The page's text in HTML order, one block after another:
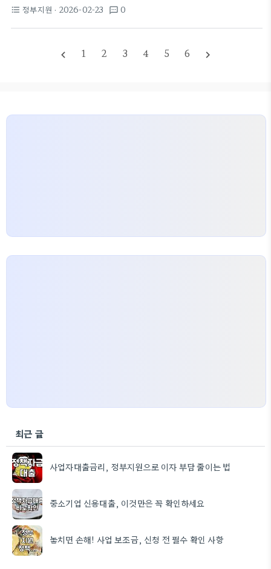
다. 대환대출은 기존 부채의 구조를 바꾸면서도 운영
국비지원은 이러한 교육 과정의 부담을 줄이고 효율을
확산시키는 주요 수단으로 자리 잡고 있다. 최근 몇 년
으로 직무교육과 안전교육을 강화하며 HRD-Net를
해하는 것이 먼저다. 일반적으로 사업주가 먼저
format_list_bulleted 정부지원 · 2026-02-23 textsms 0
navigate_before 1 2 3 4 5 6 navigate_next
최근 글
사업자대출금리, 정부지원으로 이자 부담 줄이는 법
중소기업 신용대출, 이것만은 꼭 확인하세요
놓치면 손해! 사업 보조금, 신청 전 필수 확인 사항